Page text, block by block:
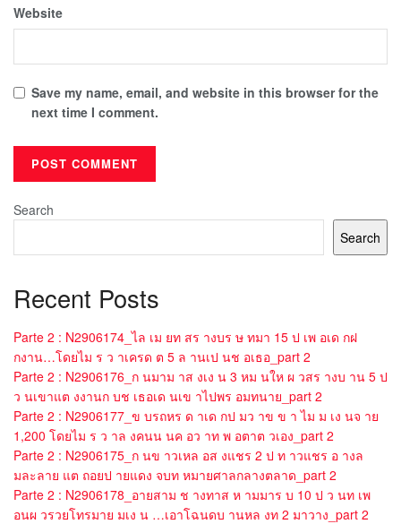
Website
Save my name, email, and website in this browser for the
next time I comment.
Search
Search
Recent Posts
Parte 2 : N2906174_ไล เม ยท สร างบร ษ ทมา 15 ป เพ อเด กฝ
กงาน…โดยไม ร ว าเครด ต 5 ล านเป นช อเธอ_part 2
Parte 2 : N2906176_ก นมาม าส งเง น 3 หม นให ผ วสร างบ าน 5 ป
ว นเขาแต งงานก บช เธอเด นเข าไปพร อมทนาย_part 2
Parte 2 : N2906177_ข บรถหร ด าเด กป มว าข ข า ไม ม เง นจ าย
1,200 โดยไม ร ว าล งคนน นค อว าท พ อตาต วเอง_part 2
Parte 2 : N2906175_ก นข าวเหล อส งแชร 2 ป ท าวแชร อ างล
มละลาย แต ถอยป ายแดง จบท หมายศาลกลางตลาด_part 2
Parte 2 : N2906178_อายสาม ช างทาส ห ามมาร บ 10 ป ว นท เพ
อนผ วรวยโทรมาย มเง น …เอาโฉนดบ านหล งท 2 มาวาง_part 2